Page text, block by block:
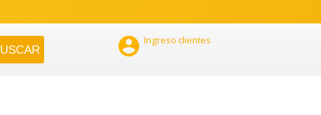
 Ingreso clientes